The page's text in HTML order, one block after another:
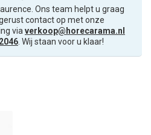
Ons team helpt u graag
contact op met onze
viaverkoop@horecarama.nl
. Wij staan voor u klaar!